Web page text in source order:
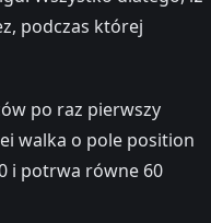
podczas której
po raz pierwszy
walka o pole position
i potrwa równe 60